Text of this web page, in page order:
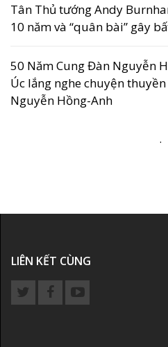
Tân Thủ tướng Andy
10 năm và “quân bài” gây
50 Năm Cung Đàn Nguyễn
Úc lắng nghe chuyện
Nguyễn Hồng-Anh
.
LIÊN KẾT CÙNG